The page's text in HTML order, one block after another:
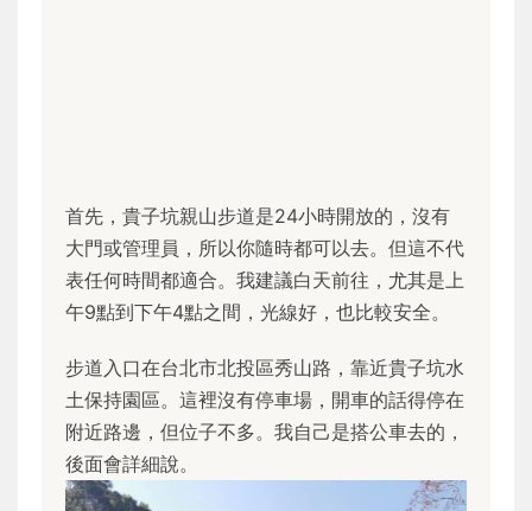
首先，貴子坑親山步道是24小時開放的，沒有
大門或管理員，所以你隨時都可以去。但這不代
表任何時間都適合。我建議白天前往，尤其是上
午9點到下午4點之間，光線好，也比較安全。
步道入口在台北市北投區秀山路，靠近貴子坑水
土保持園區。這裡沒有停車場，開車的話得停在
附近路邊，但位子不多。我自己是搭公車去的，
後面會詳細說。